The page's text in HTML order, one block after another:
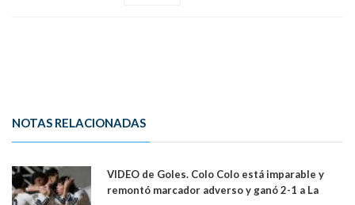
NOTAS RELACIONADAS
VIDEO de Goles. Colo Colo está imparable y
remontó marcador adverso y ganó 2-1 a La